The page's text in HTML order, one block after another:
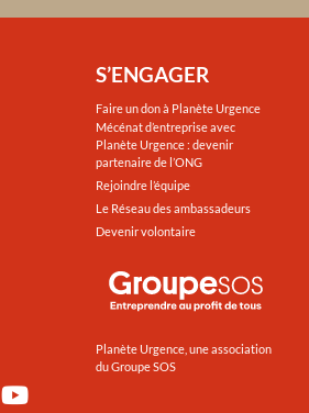
S’ENGAGER
Faire un don à Planète Urgence
Mécénat d’entreprise avec
Planète Urgence : devenir
partenaire de l’ONG
Rejoindre l’équipe
Le Réseau des ambassadeurs
Devenir volontaire
Planète Urgence, une association
du Groupe SOS